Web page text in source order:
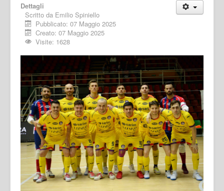
Dettagli
Scritto da Emilio Spiniello
Pubblicato: 07 Maggio 2025
Creato: 07 Maggio 2025
Visite: 1628